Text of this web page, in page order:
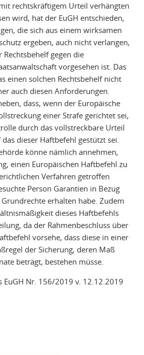
rechtskräftigem Urteil verhängten
wird, hat der EuGH entschieden,
die sich aus einem wirksamen
ergeben, auch nicht verlangen,
Rechtsbehelf gegen die
vorgesehen ist. Das
einen solchen Rechtsbehelf nicht
auch diesen Anforderungen.
dass, wenn der Europäische
einer Strafe gerichtet sei,
durch das vollstreckbare Urteil
dieser Haftbefehl gestützt sei.
könne nämlich annehmen,
einen Europäischen Haftbefehl zu
Verfahren getroffen
Person Garantien in Bezug
erhalten habe. Zudem
dieses Haftbefehls
da der Rahmenbeschluss über
vorsehe, dass diese in einer
der Sicherung, deren Maß
beträgt, bestehen müsse.
EuGH Nr. 156/2019 v. 12.12.2019